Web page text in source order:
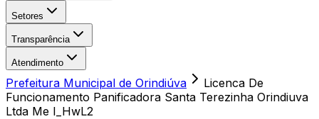
Setores
Transparência
Atendimento
Prefeitura Municipal de Orindiúva
Licenca De
Funcionamento Panificadora Santa Terezinha Orindiuva
Ltda Me I_HwL2